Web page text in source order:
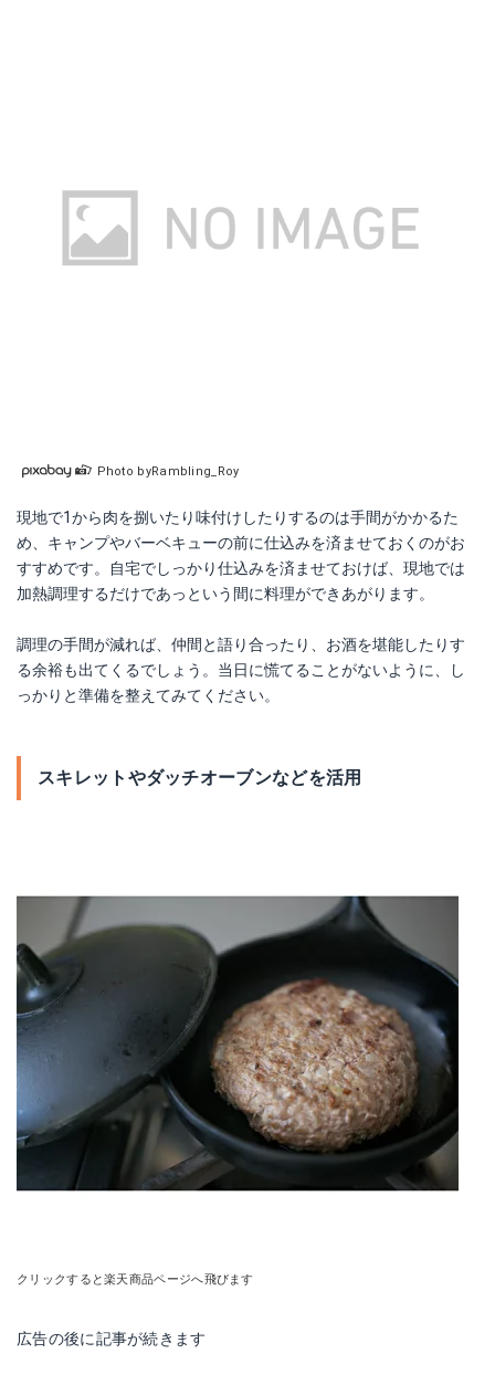
Photo byRambling_Roy
現地で1から肉を捌いたり味付けしたりするのは手間がかかるた
め、キャンプやバーベキューの前に仕込みを済ませておくのがお
すすめです。自宅でしっかり仕込みを済ませておけば、現地では
加熱調理するだけであっという間に料理ができあがります。
調理の手間が減れば、仲間と語り合ったり、お酒を堪能したりす
る余裕も出てくるでしょう。当日に慌てることがないように、し
っかりと準備を整えてみてください。
スキレットやダッチオーブンなどを活用
クリックすると楽天商品ページへ飛びます
広告の後に記事が続きます